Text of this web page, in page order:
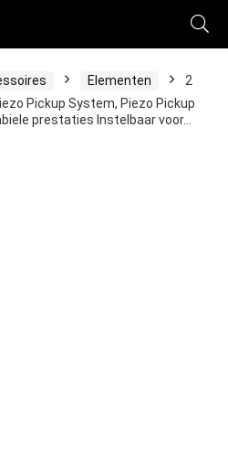
Elementen
2
Pickup System, Piezo Pickup
prestaties Instelbaar voor…